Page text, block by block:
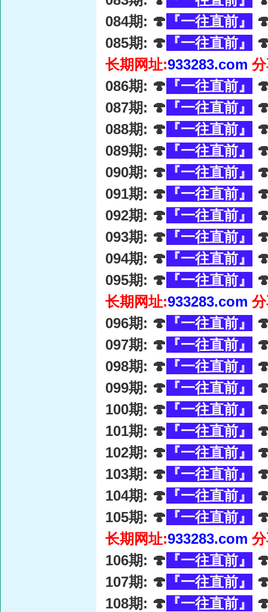
084期: 🍄 『一往直前』
085期: 🍄 『一往直前』
长期网址:933283.com
086期: 🍄 『一往直前』
087期: 🍄 『一往直前』
088期: 🍄 『一往直前』
089期: 🍄 『一往直前』
090期: 🍄 『一往直前』
091期: 🍄 『一往直前』
092期: 🍄 『一往直前』
093期: 🍄 『一往直前』
094期: 🍄 『一往直前』
095期: 🍄 『一往直前』
长期网址:933283.com
096期: 🍄 『一往直前』
097期: 🍄 『一往直前』
098期: 🍄 『一往直前』
099期: 🍄 『一往直前』
100期: 🍄 『一往直前』
101期: 🍄 『一往直前』
102期: 🍄 『一往直前』
103期: 🍄 『一往直前』
104期: 🍄 『一往直前』
105期: 🍄 『一往直前』
长期网址:933283.com
106期: 🍄 『一往直前』
107期: 🍄 『一往直前』
108期: 🍄 『一往直前』